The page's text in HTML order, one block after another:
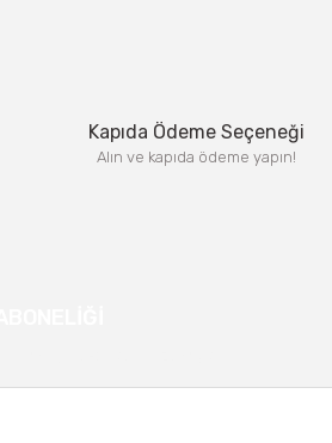
Kapıda Ödeme Seçeneği
Alın ve kapıda ödeme yapın!